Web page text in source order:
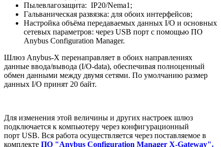
Пылевлагозащита: IP20/Nema1;
Гальваническая развязка: для обоих интерфейсов;
Настройка объёма передаваемых данных I/O и основных
сетевых параметров: через USB порт с помощью ПО
Anybus Configuration Manager.
Шлюз Anybus-X перенаправляет в обоих направлениях
данные ввода/вывода (I/O-data), обеспечивая полноценный
обмен данными между двумя сетями. По умолчанию размер
данных I/O принят 20 байт.
Для изменения этой величины и других настроек шлюз
подключается к компьютеру через конфигурационный
порт USB. Вся работа осуществляется через поставляемое в
комплекте ПО "Anybus Configuration Manager X-Gateway".